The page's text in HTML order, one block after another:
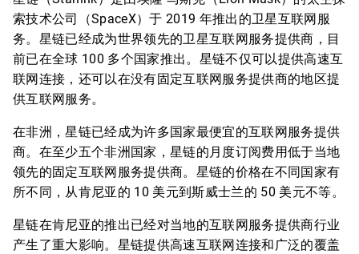
索技术公司（SpaceX）于 2019 年推出的卫星互联网服
务。星链已经成为世界领先的卫星互联网服务提供商，目
前已在全球 100 多个国家推出。星链不仅可以提供高速互
联网连接，还可以在没有固定互联网服务提供商的地区提
供互联网服务。
在非洲，星链已经成为许多国家最便宜的互联网服务提供
商。在至少五个非洲国家，星链的月度订阅费用低于当地
领先的固定互联网服务提供商。星链的价格在不同国家有
所不同，从肯尼亚的 10 美元到斯威士兰的 50 美元不等。
星链在肯尼亚的推出已经对当地的互联网服务提供商行业
产生了重大影响。星链提供高速互联网连接和广泛的覆盖